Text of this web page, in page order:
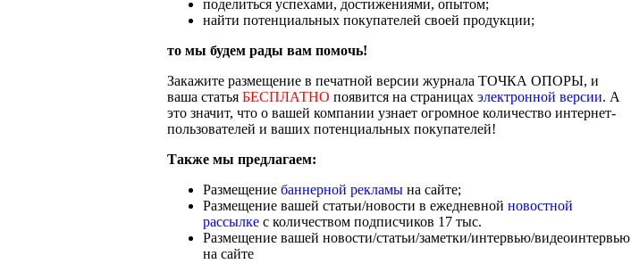
поделиться успехами, достижениями, опытом;
найти потенциальных покупателей своей продукции;
то мы будем рады вам помочь!
Закажите размещение в печатной версии журнала ТОЧКА ОПОРЫ, и
ваша статья БЕСПЛАТНО появится на страницах электронной версии. А
это значит, что о вашей компании узнает огромное количество интернет-
пользователей и ваших потенциальных покупателей!
Также мы предлагаем:
Размещение баннерной рекламы на сайте;
Размещение вашей статьи/новости в ежедневной новостной
рассылке с количеством подписчиков 17 тыс.
Размещение вашей новости/статьи/заметки/интервью/видеоинтервью
на сайте